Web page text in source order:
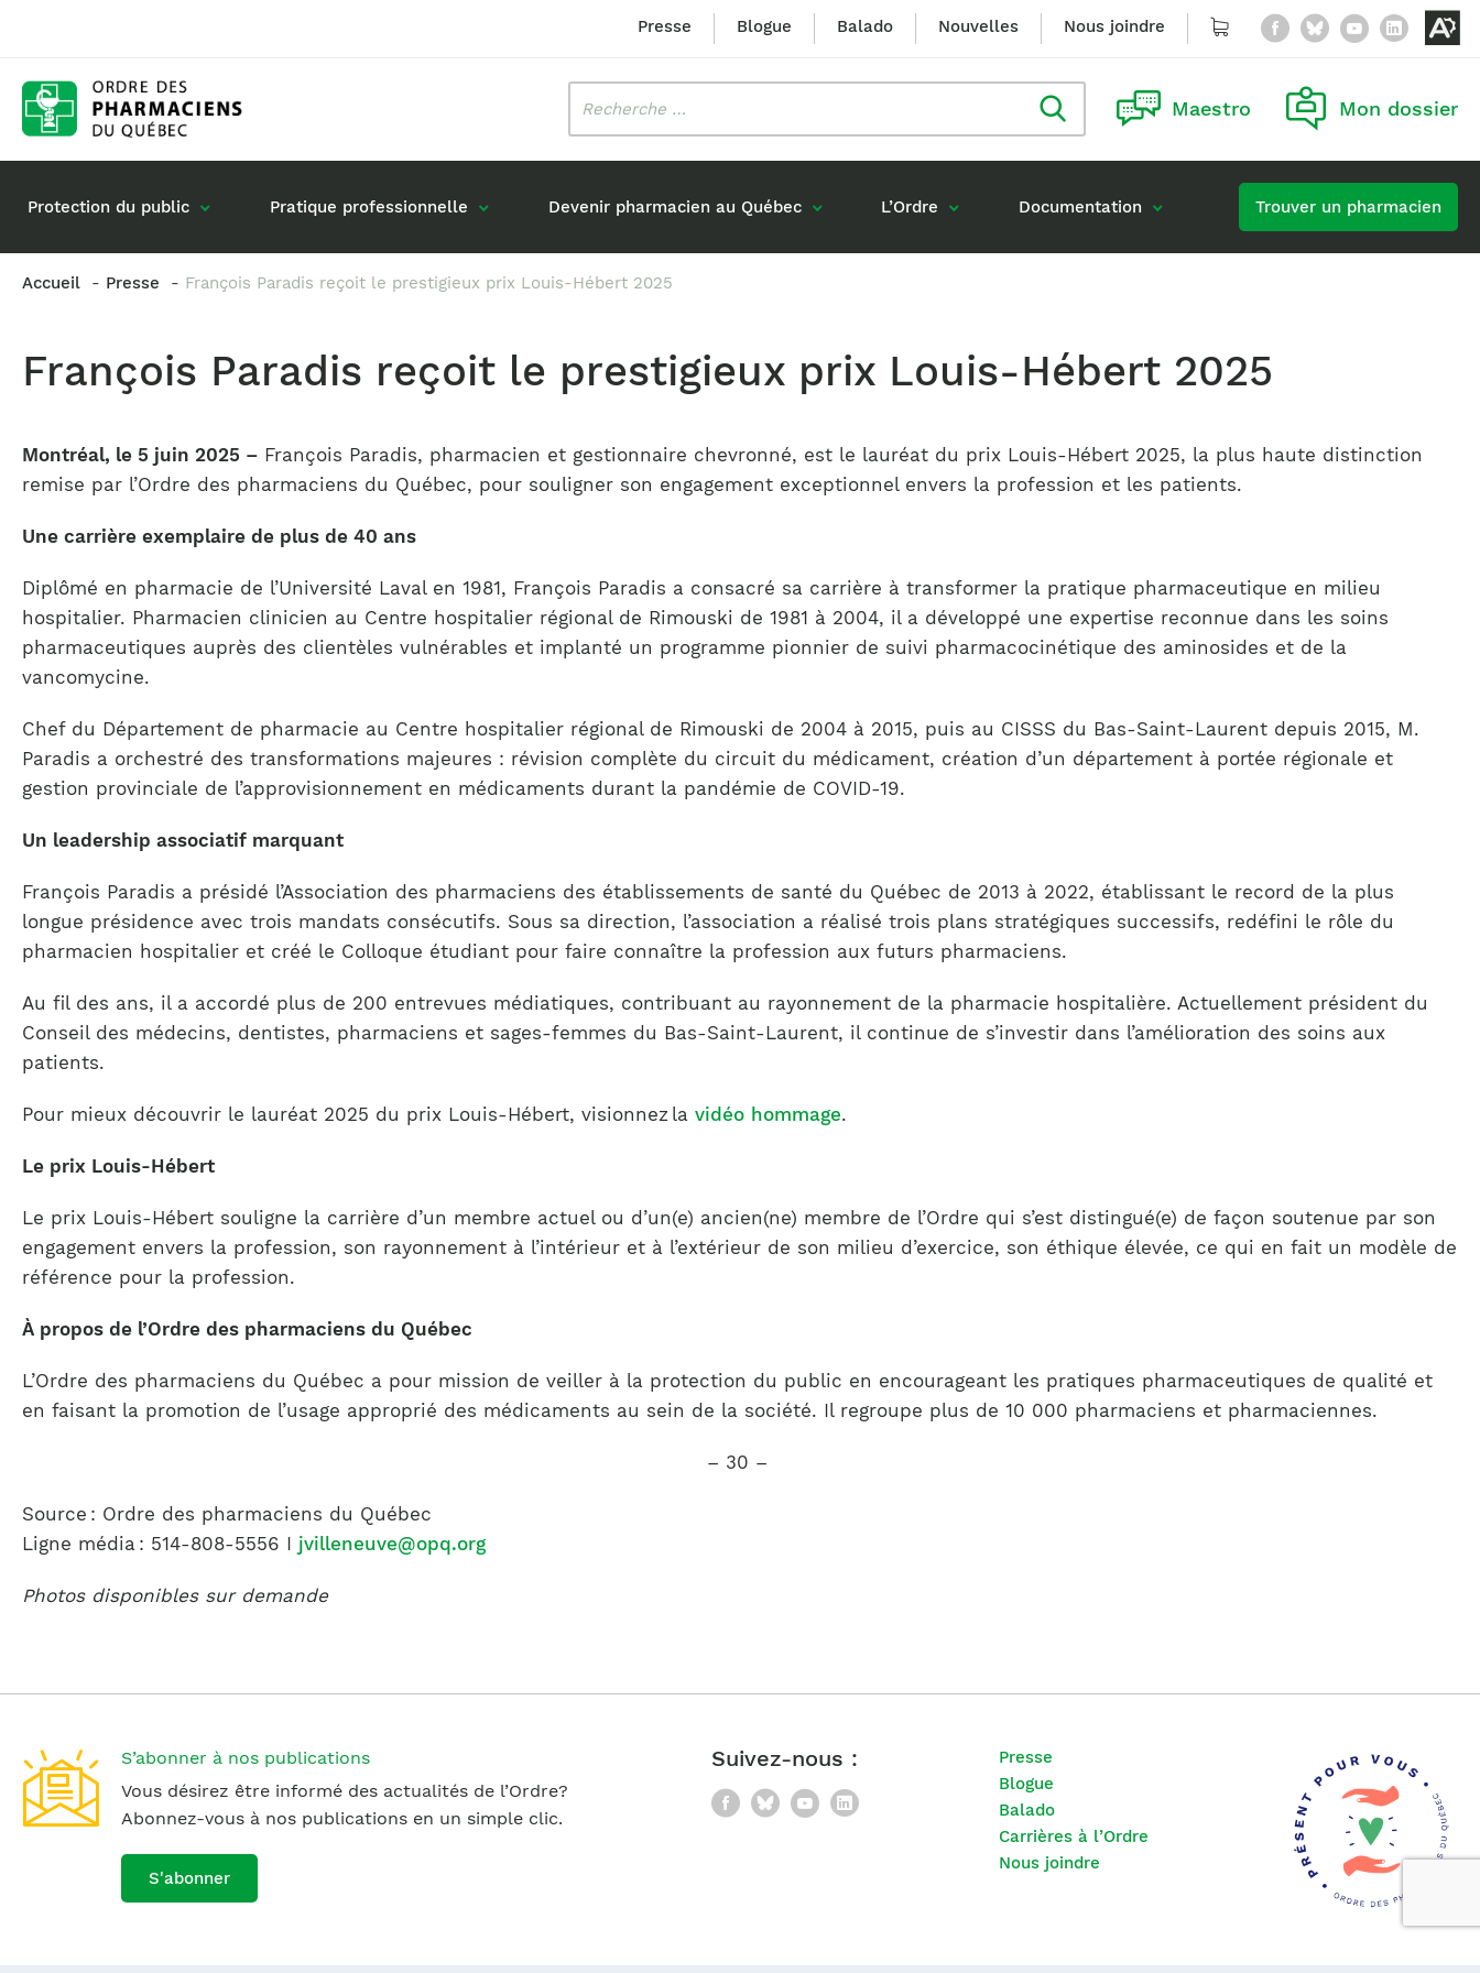
Presse Blogue Balado Nouvelles Nous joindre Panier Facebook
BlueskyYouTube
de
Rechercher
dans
le
Maestro Mon dossier
Protection du public
Vos questions : des réponses
Pratique professionnelle
Retour à la pratique
Exercice en société
Accréditation d’une formation
Devenir pharmacien au Québec
Diplômés au Canada (hors Québec)
Diplômés en France
Diplômés à l’international (excluant la
L’Ordre
Gouvernance
Histoire
Déclaration des services
Prix Innovation Janine-Matte
Mérite du CIQ
Documentation Trouver un pharmacien
Accueil Presse François Paradis reçoit le prestigieux prix Louis-Hébert 2025
François Paradis reçoit le prestigieux prix Louis-Hébert 2025
Montréal, le 5 juin 2025 – François Paradis, pharmacien et gestionnaire chevronné, est le lauréat du prix Louis-Hébert 2025, la plus haute distinction
remise par l’Ordre des pharmaciens du Québec, pour souligner son engagement exceptionnel envers la profession et les patients.
Une carrière exemplaire de plus de 40 ans
Diplômé en pharmacie de l’Université Laval en 1981, François Paradis a consacré sa carrière à transformer la pratique pharmaceutique en milieu
hospitalier. Pharmacien clinicien au Centre hospitalier régional de Rimouski de 1981 à 2004, il a développé une expertise reconnue dans les soins
pharmaceutiques auprès des clientèles vulnérables et implanté un programme pionnier de suivi pharmacocinétique des aminosides et de la
vancomycine.
Chef du Département de pharmacie au Centre hospitalier régional de Rimouski de 2004 à 2015, puis au CISSS du Bas-Saint-Laurent depuis 2015, M.
Paradis a orchestré des transformations majeures : révision complète du circuit du médicament, création d’un département à portée régionale et
gestion provinciale de l’approvisionnement en médicaments durant la pandémie de COVID-19.
Un leadership associatif marquant
François Paradis a présidé l’Association des pharmaciens des établissements de santé du Québec de 2013 à 2022, établissant le record de la plus
longue présidence avec trois mandats consécutifs. Sous sa direction, l’association a réalisé trois plans stratégiques successifs, redéfini le rôle du
pharmacien hospitalier et créé le Colloque étudiant pour faire connaître la profession aux futurs pharmaciens.
Au fil des ans, il a accordé plus de 200 entrevues médiatiques, contribuant au rayonnement de la pharmacie hospitalière. Actuellement président du
Conseil des médecins, dentistes, pharmaciens et sages-femmes du Bas-Saint-Laurent, il continue de s’investir dans l’amélioration des soins aux
patients.
Pour mieux découvrir le lauréat 2025 du prix Louis-Hébert, visionnez la vidéo hommage.
Le prix Louis-Hébert
Le prix Louis-Hébert souligne la carrière d’un membre actuel ou d’un(e) ancien(ne) membre de l’Ordre qui s’est distingué(e) de façon soutenue par son
engagement envers la profession, son rayonnement à l’intérieur et à l’extérieur de son milieu d’exercice, son éthique élevée, ce qui en fait un modèle de
référence pour la profession.
À propos de l’Ordre des pharmaciens du Québec
L’Ordre des pharmaciens du Québec a pour mission de veiller à la protection du public en encourageant les pratiques pharmaceutiques de qualité et
en faisant la promotion de l’usage approprié des médicaments au sein de la société. Il regroupe plus de 10 000 pharmaciens et pharmaciennes.
– 30 –
Source : Ordre des pharmaciens du Québec
Ligne média : 514-808-5556 I jvilleneuve@opq.org
Photos disponibles sur demande
S’abonner à nos publications
Vous désirez être informé des actualités de l’Ordre?
Abonnez-vous à nos publications en un simple clic.
S'abonner
Suivez-nous :
Facebook
BlueskyYouTube
LinkedIn
Presse
Blogue
Balado
Carrières à l’Ordre
Nous joindre